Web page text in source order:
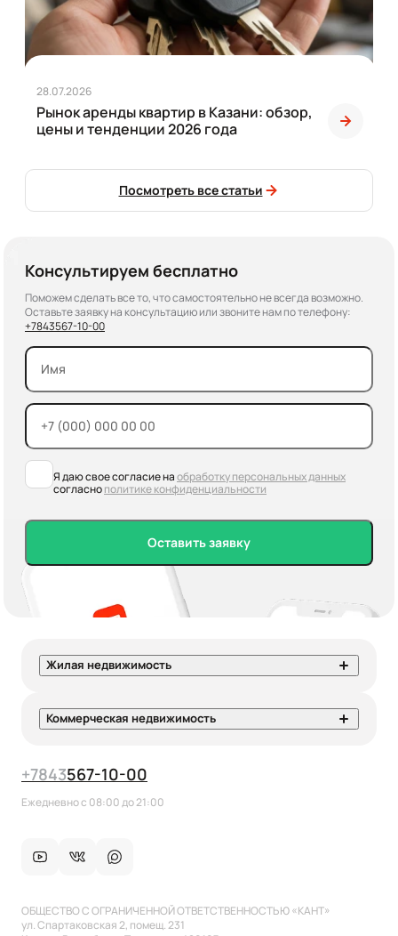
28.07.2026
Рынок аренды квартир в Казани: обзор,
цены и тенденции 2026 года
Посмотреть все статьи
Консультируем бесплатно
Поможем сделать все то, что самостоятельно не всегда возможно.
Оставьте заявку на консультацию или звоните нам по телефону:
+7843567-10-00
Я даю свое согласие наобработку персональных данных
согласнополитике конфиденциальности
Оставить заявку
Жилая недвижимость
Коммерческая недвижимость
+7843567-10-00
Ежедневно с 08:00 до 21:00
ОБЩЕСТВО С ОГРАНИЧЕННОЙ ОТВЕТСТВЕННОСТЬЮ «КАНТ»
ул. Спартаковская 2, помещ. 231